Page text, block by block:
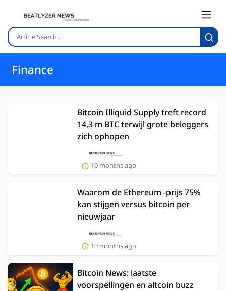
Finance
Bitcoin Illiquid Supply treft record
14,3 m BTC terwijl grote beleggers
zich ophopen
10 months ago
Waarom de Ethereum -prijs 75%
kan stijgen versus bitcoin per
nieuwjaar
10 months ago
Bitcoin News: laatste
voorspellingen en altcoin buzz